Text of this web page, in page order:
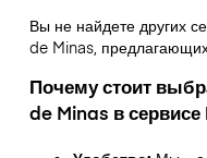
Вы не найдете других
de Minas,
Почему стоит
de Minas в